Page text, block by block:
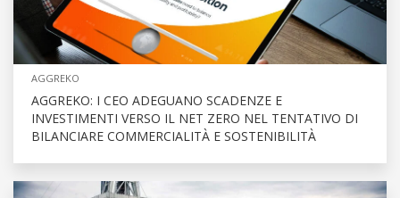
AGGREKO
AGGREKO: I CEO ADEGUANO SCADENZE E
INVESTIMENTI VERSO IL NET ZERO NEL TENTATIVO DI
BILANCIARE COMMERCIALITÀ E SOSTENIBILITÀ